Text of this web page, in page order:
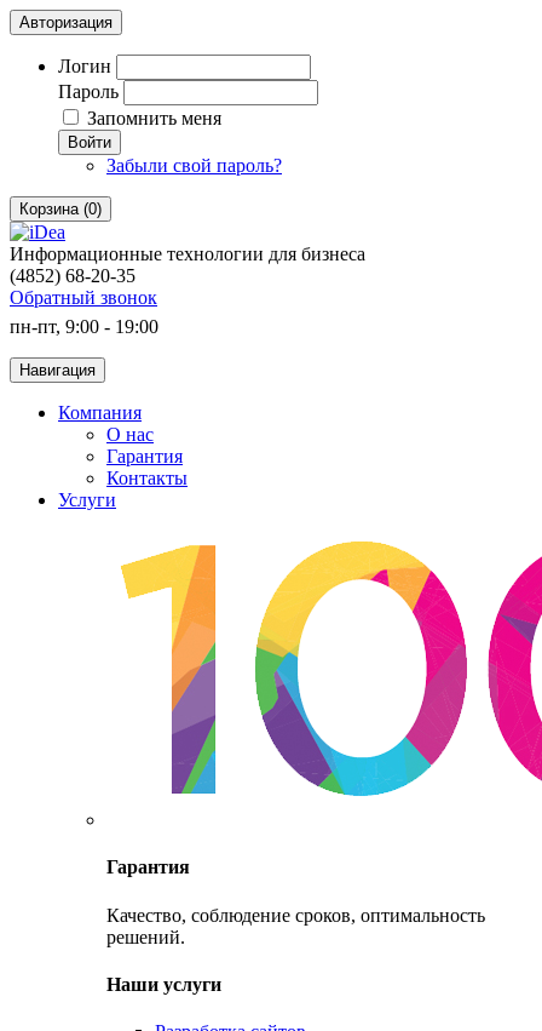
Авторизация
Логин
Пароль
Запомнить меня
Войти
Забыли свой пароль?
Корзина (0)
Информационные технологии для бизнеса
(4852) 68-20-35
Обратный звонок
пн-пт, 9:00 - 19:00
Навигация
Компания
О нас
Гарантия
Контакты
Услуги
Гарантия
Качество, соблюдение сроков, оптимальность
решений.
Наши услуги